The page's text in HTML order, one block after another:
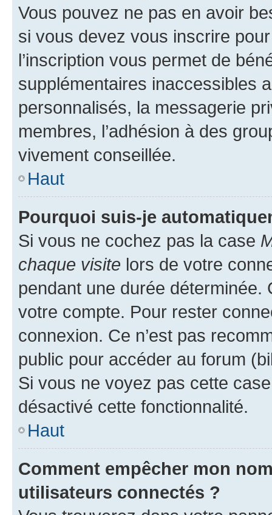
Vous pouvez ne pas en avoir
si vous devez vous inscrire
l’inscription vous permet de
supplémentaires inaccessibles
personnalisés, la messagerie
membres, l’adhésion à des
vivement conseillée.
Haut
Pourquoi suis-je
Si vous ne cochez pas la case
chaque visite lors de votre
pendant une durée déterminée.
votre compte. Pour rester
connexion. Ce n’est pas
public pour accéder au forum
Si vous ne voyez pas cette
désactivé cette fonctionnalité.
Haut
Comment empêcher mon
utilisateurs connectés ?